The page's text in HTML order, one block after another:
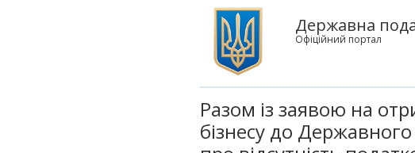
Державна
Офіційний портал
Разом із заявою на
бізнесу до